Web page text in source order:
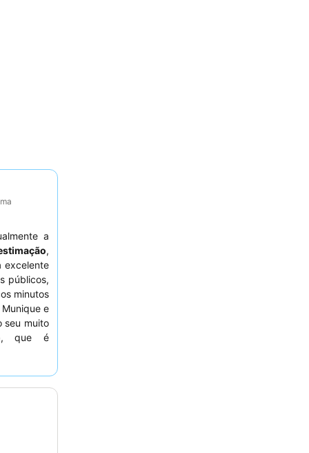
a
,
excelente
públicos,
minutos
e
seu muito
, que é
elogiam